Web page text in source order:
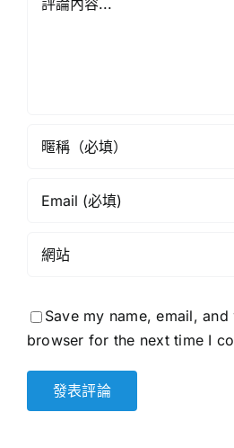
Save my name, email,
browser for the next time I